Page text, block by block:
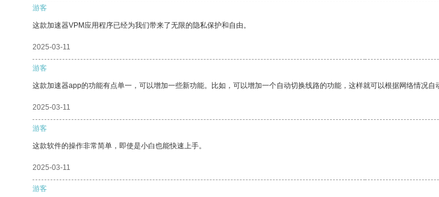
游客
这款加速器VPM应用程序已经为我们带来了无限的隐私保护和自由。
2025-03-11
游客
这款加速器app的功能有点单一，可以增加一些新功能。比如，可以增加一个自动切换线路的功能，这样就可以根据网络情况自
2025-03-11
游客
这款软件的操作非常简单，即使是小白也能快速上手。
2025-03-11
游客